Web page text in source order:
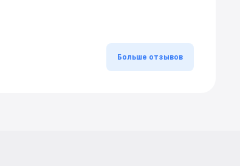
Больше отзывов